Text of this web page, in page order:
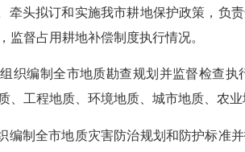
头拟订和实施我市耕地保护政策，负
监督占用耕地补偿制度执行情况。
编制全市地质勘查规划并监督检查执
工程地质、环境地质、城市地质、农
制全市地质灾害防治规划和防护标准